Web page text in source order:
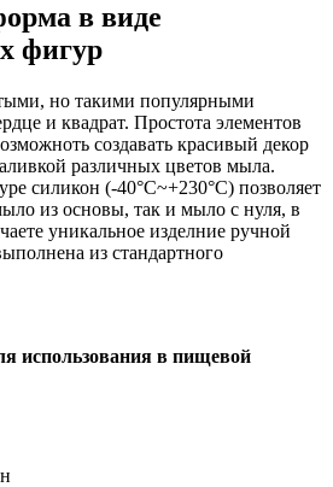
в виде
фигур
но такими популярными
и квадрат. Простота элементов
создавать красивый декор
различных цветов мыла.
силикон (-40°C~+230°C) позволяет
из основы, так и мыло с нуля, в
уникальное изделние ручной
из стандартного
использования в пищевой